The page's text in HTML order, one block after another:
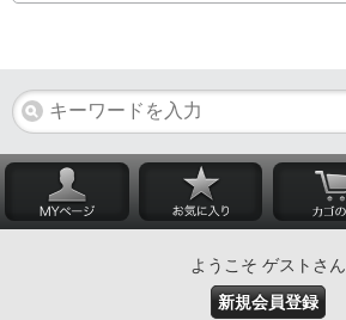
ようこそ ゲストさん
新規会員登録